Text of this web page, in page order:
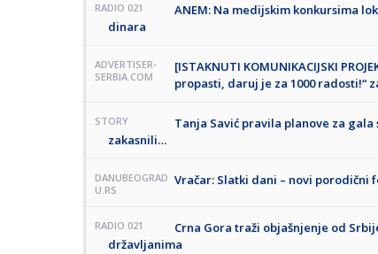
RADIO 021
ANEM: Na medijskim konkursima
dinara
ADVERTISER-
SERBIA.COM
[ISTAKNUTI KOMUNIKACIJSKI
propasti, daruj je za 1000 radosti!“
STORY
Tanja Savić pravila planove za
zakasnili…
DANUBEOGRAD
U.RS
Vračar: Slatki dani – novi porodični
RADIO 021
Crna Gora traži objašnjenje od
državljanima